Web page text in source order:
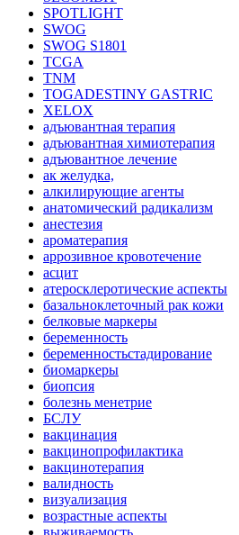
SPOTLIGHT
SWOG
SWOG S1801
TCGA
TNM
TOGADESTINY GASTRIC
XELOX
адъювантная терапия
адъювантная химиотерапия
адъювантное лечение
ак желудка,
алкилирующие агенты
анатомический радикализм
анестезия
ароматерапия
аррозивное кровотечение
асцит
атеросклеротические аспекты
базальноклеточный рак кожи
белковые маркеры
беременность
беременностьстадирование
биомаркеры
биопсия
болезнь менетрие
БСЛУ
вакцинация
вакцинопрофилактика
вакцинотерапия
валидность
визуализация
возрастные аспекты
выживаемость